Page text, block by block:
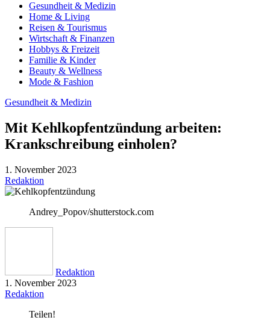
Gesundheit & Medizin
Home & Living
Reisen & Tourismus
Wirtschaft & Finanzen
Hobbys & Freizeit
Familie & Kinder
Beauty & Wellness
Mode & Fashion
Gesundheit & Medizin
Mit Kehlkopfentzündung arbeiten:
Krankschreibung einholen?
1. November 2023
Redaktion
Andrey_Popov/shutterstock.com
Redaktion
1. November 2023
Redaktion
Teilen!